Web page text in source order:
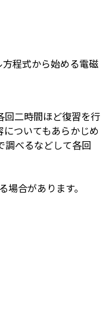
程式から始める電磁
回二時間ほど復習を行
ついてもあらかじめ
調べるなどして各回
合があります。